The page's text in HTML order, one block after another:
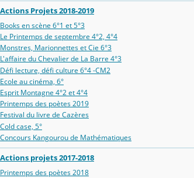
Actions Projets 2018-2019
Books en scène 6°1 et 5°3
Le Printemps de septembre 4°2, 4°4
Monstres, Marionnettes et Cie 6°3
L'affaire du Chevalier de La Barre 4°3
Défi lecture, défi culture 6°4 -CM2
Ecole au cinéma, 6°
Esprit Montagne 4°2 et 4°4
Printemps des poètes 2019
Festival du livre de Cazères
Cold case, 5°
Concours Kangourou de Mathématiques
Actions projets 2017-2018
Printemps des poètes 2018